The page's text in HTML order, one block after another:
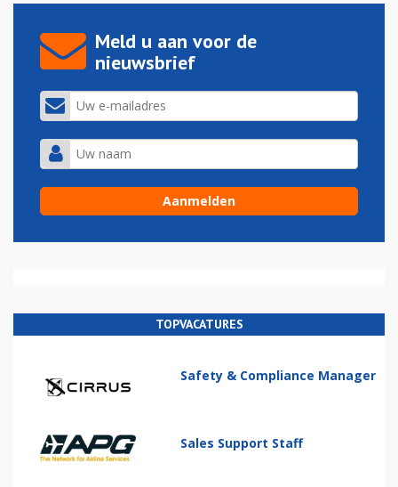
Meld u aan voor de
nieuwsbrief
TOPVACATURES
Safety & Compliance Manager
Sales Support Staff